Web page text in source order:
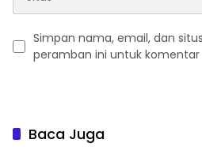
Simpan nama, email, dan
peramban ini untuk komentar
Baca Juga